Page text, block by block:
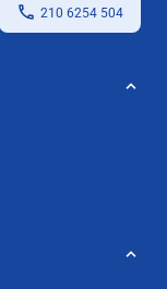
210 6254 504